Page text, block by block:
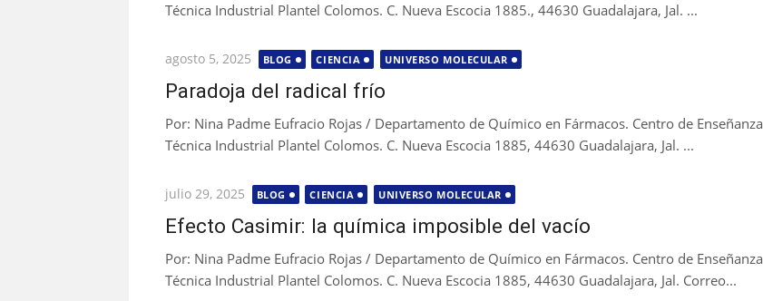
Técnica Industrial Plantel Colomos. C. Nueva Escocia 1885., 44630 Guadalajara, Jal. ...
Publicada
agosto 5, 2025 BLOG CIENCIA UNIVERSO MOLECULAR
Paradoja del radical frío
Por: Nina Padme Eufracio Rojas / Departamento de Químico en Fármacos. Centro de Enseñanza
Técnica Industrial Plantel Colomos. C. Nueva Escocia 1885, 44630 Guadalajara, Jal. ...
Publicada
julio 29, 2025 BLOG CIENCIA UNIVERSO MOLECULAR
Efecto Casimir: la química imposible del vacío
Por: Nina Padme Eufracio Rojas / Departamento de Químico en Fármacos. Centro de Enseñanza
Técnica Industrial Plantel Colomos. C. Nueva Escocia 1885, 44630 Guadalajara, Jal. Correo...